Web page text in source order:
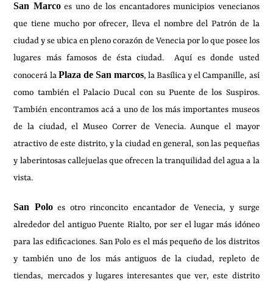
San Marcoes uno de los encantadores municipios venecianos
que tiene mucho por ofrecer, lleva el nombre del Patrón de la
ciudad y se ubica en pleno corazón de Venecia por lo que posee los
lugares más famosos de ésta ciudad. Aquí es donde usted
conocerá laPlaza de San marcos, la Basílica y el Campanille, así
como también el Palacio Ducal con su Puente de los Suspiros.
También encontramos acá a uno de los más importantes museos
de la ciudad, el Museo Correr de Venecia. Aunque el mayor
atractivo de este distrito, y la ciudad en general, son las pequeñas
y laberintosas callejuelas que ofrecen la tranquilidad del agua a la
vista.
San Poloes otro rinconcito encantador de Venecia, y surge
alrededor del antiguo Puente Rialto, por ser el lugar más idóneo
para las edificaciones. San Polo es el más pequeño de los distritos
y también uno de los más antiguos de la ciudad, repleto de
tiendas, mercados y lugares interesantes que ver, este distrito